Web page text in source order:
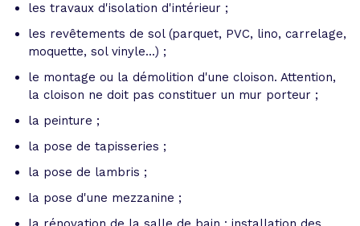
les travaux d'isolation d'intérieur ;
les revêtements de sol (parquet, PVC, lino, carrelage,
moquette, sol vinyle...) ;
le montage ou la démolition d'une cloison. Attention,
la cloison ne doit pas constituer un mur porteur ;
la peinture ;
la pose de tapisseries ;
la pose de lambris ;
la pose d'une mezzanine ;